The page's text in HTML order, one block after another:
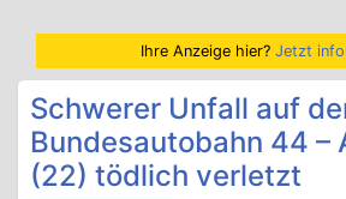
Ihre Anzeige hier? Jetzt
Schwerer Unfall auf
Bundesautobahn 44 –
(22) tödlich verletzt